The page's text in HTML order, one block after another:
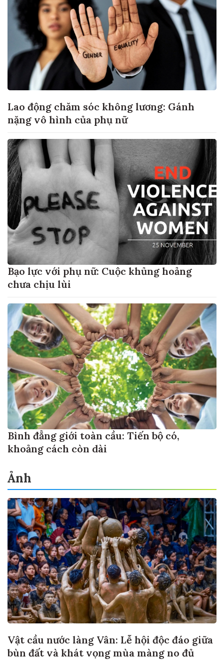
Lao động chăm sóc không lương: Gánh
nặng vô hình của phụ nữ
Bạo lực với phụ nữ: Cuộc khủng hoảng
chưa chịu lùi
Bình đẳng giới toàn cầu: Tiến bộ có,
khoảng cách còn dài
Ảnh
Vật cầu nước làng Vân: Lễ hội độc đáo giữa
bùn đất và khát vọng mùa màng no đủ